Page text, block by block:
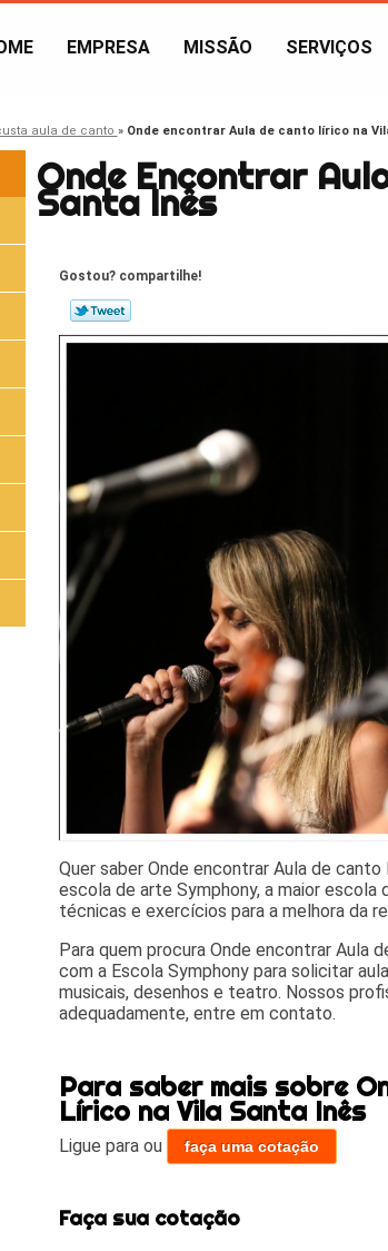
EMPRESA MISSÃO SERVIÇOS
aula de canto » Onde encontrar Aula de canto lírico na
Onde Encontrar
Santa Inês
Gostou? compartilhe!
Quer saber Onde encontrar Aula de
escola de arte Symphony, a maior
técnicas e exercícios para a melhora da
Para quem procura Onde encontrar Aula
com a Escola Symphony para solicitar
musicais, desenhos e teatro. Nossos
adequadamente, entre em contato.
Para saber mais sobre
Lírico na Vila Santa Inês
Ligue para ou faça uma cotação
Faça sua cotação